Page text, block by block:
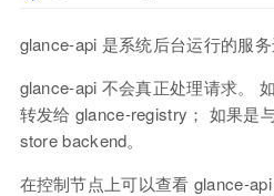
glance-api 是系统后台运行的服
glance-api 不会真正处理请求。
转发给 glance-registry； 如果是
store backend。
在控制节点上可以查看 glance-